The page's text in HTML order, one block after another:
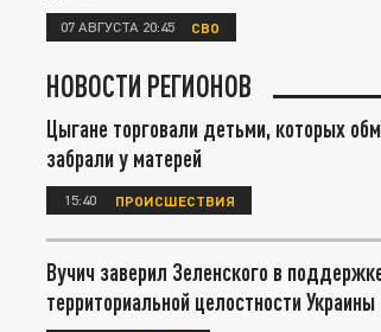
07 АВГУСТА 20:45 СВО
НОВОСТИ РЕГИОНОВ
Цыгане торговали детьми, которых
забрали у матерей
15:40 ПРОИСШЕСТВИЯ
Вучич заверил Зеленского в
территориальной целостности Украины